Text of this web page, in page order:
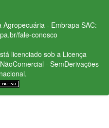
Agropecuária - Embrapa SAC:
fale-conosco
licenciado sob a Licença
- SemDerivações